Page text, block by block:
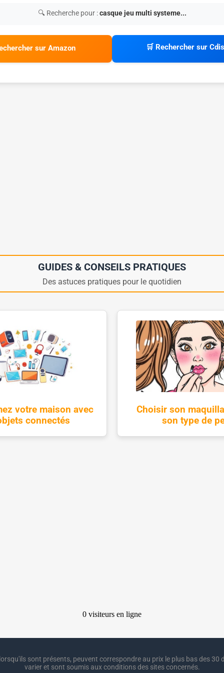
🔍 Recherche pour :casque jeu multi systeme...
sur Amazon 🛒 Rechercher sur
GUIDES & CONSEILS PRATIQUES
Des astuces pratiques pour le quotidien
votre maison avec
connectés
Choisir son
son type de
sont présents, peuvent correspondre au prix le plus bas des 30
varier et sont soumis aux conditions des sites concernés.